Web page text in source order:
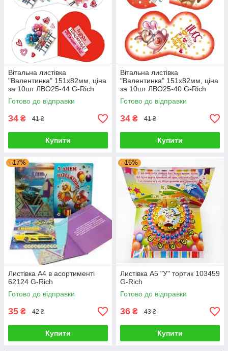
Вітальна листівка
"Валентинка" 151х82мм, ціна
за 10шт ЛВО25-44 G-Rich
Готово до відправки
34 ₴ 41 ₴
Купити
Вітальна листівка
"Валентинка" 151х82мм, ціна
за 10шт ЛВО25-40 G-Rich
Готово до відправки
34 ₴ 41 ₴
Купити
–17%
Листівка А4 в асортименті
62124 G-Rich
Готово до відправки
35 ₴ 42 ₴
Купити
–16%
Листівка А5 "У" тортик 103459
G-Rich
Готово до відправки
36 ₴ 43 ₴
Купити